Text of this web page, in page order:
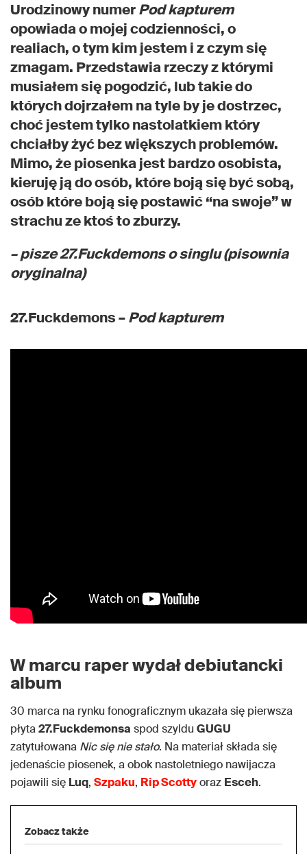
Urodzinowy numerPod kapturem
opowiada o mojej codzienności, o
realiach, o tym kim jestem i z czym się
zmagam. Przedstawia rzeczy z którymi
musiałem się pogodzić, lub takie do
których dojrzałem na tyle by je dostrzec,
choć jestem tylko nastolatkiem który
chciałby żyć bez większych problemów.
Mimo, że piosenka jest bardzo osobista,
kieruję ją do osób, które boją się być sobą,
osób które boją się postawić “na swoje” w
strachu ze ktoś to zburzy.
– pisze 27.Fuckdemons o singlu (pisownia
oryginalna)
27.Fuckdemons –Pod kapturem
W marcu raper wydał debiutancki
album
30 marca na rynku fonograficznym ukazała się pierwsza
płyta27.Fuckdemonsa spod szyldu GUGU
zatytułowana Nic się nie stało. Na materiał składa się
jedenaście piosenek, a obok nastoletniego nawijacza
pojawili się Luq, Szpaku, Rip Scottyoraz Esceh.
Zobacz także